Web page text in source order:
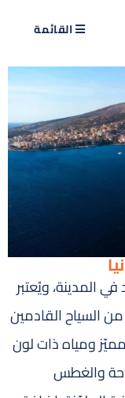
القائمة
المدينة، ويُعتبر
السياح القادمين
ومياه ذات لون
والغطس